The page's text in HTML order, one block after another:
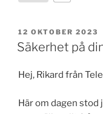
PUBLICERAT
12 OKTOBER 2023
Säkerhet på
Hej, Rikard från
Här om dagen stod